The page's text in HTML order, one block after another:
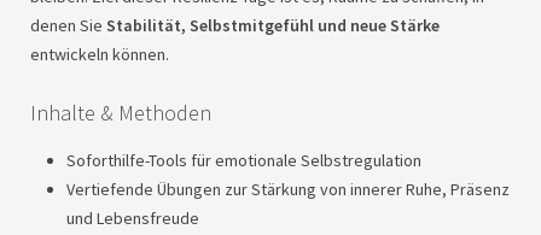
denen Sie Stabilität, Selbstmitgefühl und neue Stärke
entwickeln können.
Inhalte & Methoden
Soforthilfe-Tools für emotionale Selbstregulation
Vertiefende Übungen zur Stärkung von innerer Ruhe, Präsenz
und Lebensfreude